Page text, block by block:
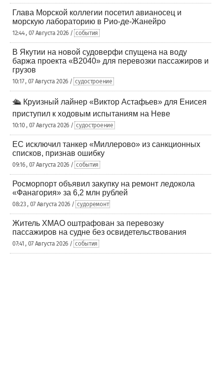
Глава Морской коллегии посетил авианосец и
морскую лабораторию в Рио-де-Жанейро
12:44 , 07 Августа 2026 / события
В Якутии на новой судоверфи спущена на воду
баржа проекта «В2040» для перевозки пассажиров и
грузов
10:17 , 07 Августа 2026 / судостроение
🛳️ Круизный лайнер «Виктор Астафьев» для Енисея
приступил к ходовым испытаниям на Неве
10:10 , 07 Августа 2026 / судостроение
ЕС исключил танкер «Миллерово» из санкционных
списков, признав ошибку
09:16 , 07 Августа 2026 / события
Росморпорт объявил закупку на ремонт ледокола
«Фанагория» за 6,2 млн рублей
08:23 , 07 Августа 2026 / судоремонт
Житель ХМАО оштрафован за перевозку
пассажиров на судне без освидетельствования
07:41 , 07 Августа 2026 / события